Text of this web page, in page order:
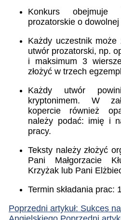
Konkurs
prozatorskie o
Każdy uczestnik może
utwór prozatorski, np.
i maksimum 3
złożyć w trzech
Każdy utwór
kryptonimem. W
kopercie również
należy podać: imię i
pracy.
Teksty należy złożyć
Pani Małgorzacie
Krzyżak lub Pani
Termin składania prac:
Poprzedni artykuł: Sukces